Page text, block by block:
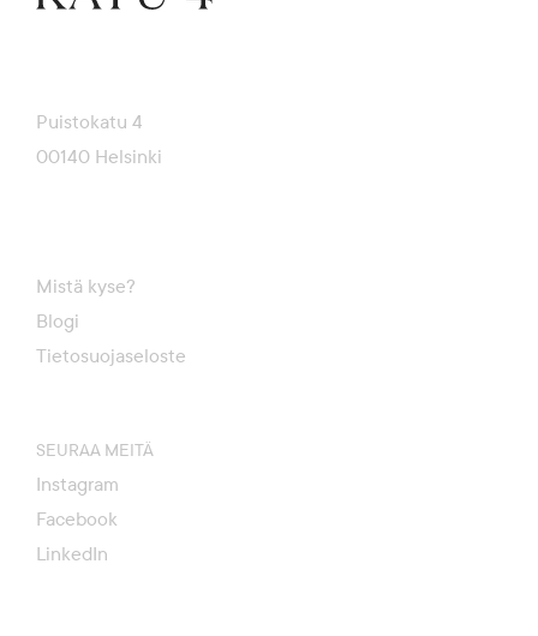
Puistokatu 4
00140 Helsinki
Mistä kyse?
Blogi
Tietosuojaseloste
SEURAA MEITÄ
Instagram
Facebook
LinkedIn